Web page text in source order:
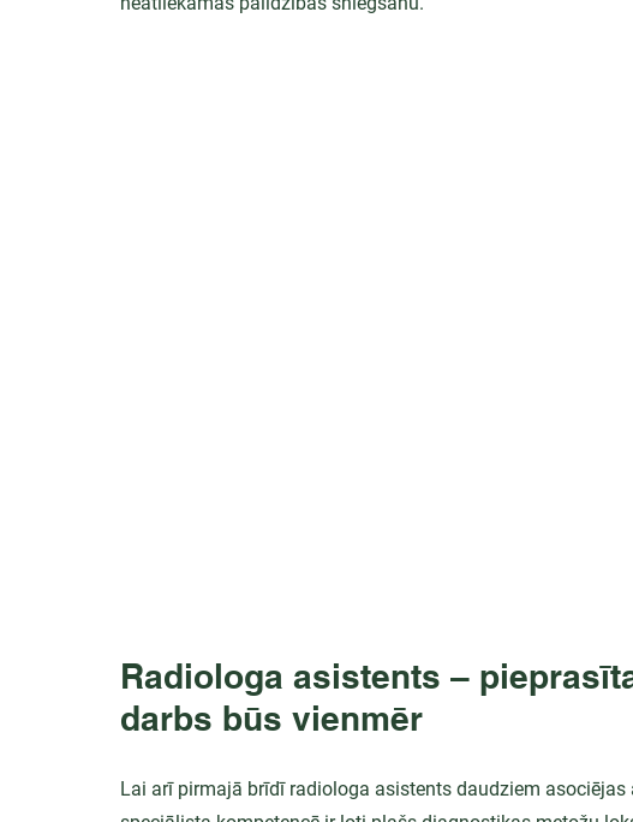
Radiologa asistents –
darbs būs vienmēr
Lai arī pirmajā brīdī radiologa asistents daudziem